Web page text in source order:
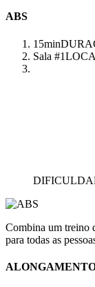
ABS
15min
Sala #1
Combina um treino
para todas as